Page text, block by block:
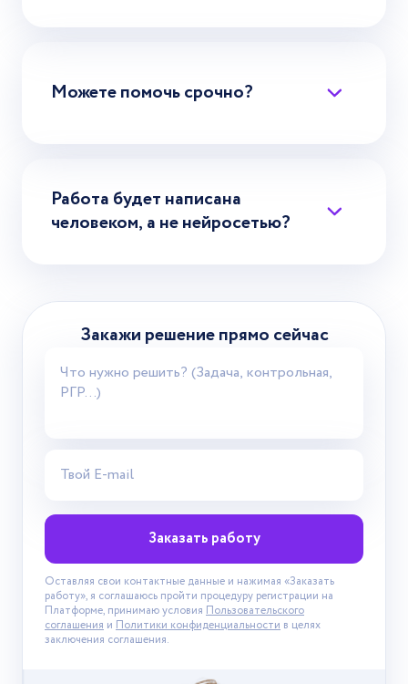
Можете помочь срочно?
Работа будет написана
человеком, а не нейросетью?
Закажи решение прямо сейчас
Заказать работу
Оставляя свои контактные данные и нажимая «Заказать
работу», я соглашаюсь пройти процедуру регистрации на
Платформе, принимаю условия Пользовательского
соглашения и Политики конфиденциальности в целях
заключения соглашения.